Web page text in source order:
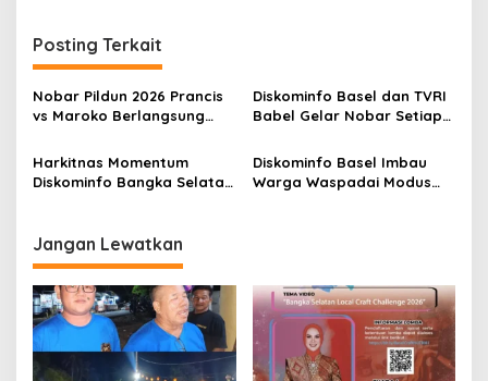
Posting Terkait
Nobar Pildun 2026 Prancis
vs Maroko Berlangsung
Diskominfo Basel dan TVRI
Babel Gelar Nobar Setiap
Toboali
Harkitnas Momentum
Diskominfo Bangka Selatan
Diskominfo Basel Imbau
Warga Waspadai Modus
Jangan Lewatkan